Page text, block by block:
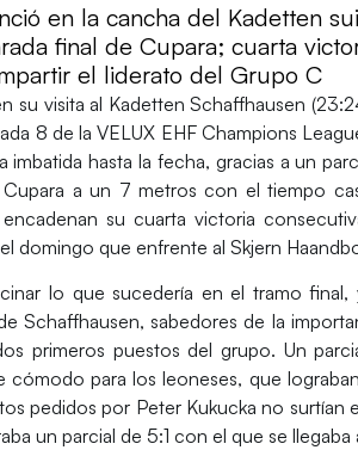
en la cancha del Kadetten
final de Cupara; cuarta
el liderato del Grupo C
su visita al Kadetten Schaffhausen
8 de laVELUX EHF Champions
imbatida hasta la fecha, gracias a un
a un 7 metros con el tiempo
su cuarta victoria
domingo que enfrente al Skjern
lo que sucedería en el tramo
Schaffhausen, sabedores de la
primeros puestos del grupo. Un
cómodo para los leoneses, que
pedidos por Peter Kukucka no surtían
un parcial de 5:1 con el que se llegaba